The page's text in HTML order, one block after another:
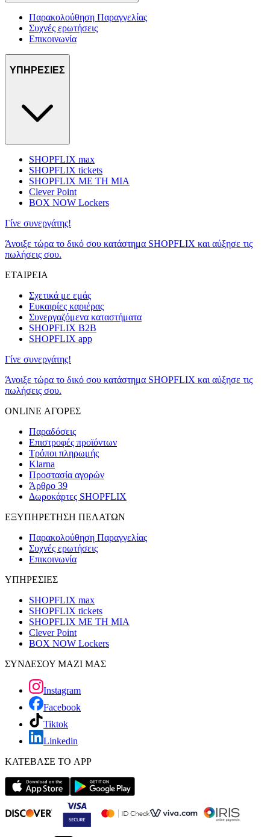
Παρακολούθηση Παραγγελίας
Συχνές ερωτήσεις
Επικοινωνία
ΥΠΗΡΕΣΙΕΣ
SHOPFLIX max
SHOPFLIX tickets
SHOPFLIX ΜΕ ΤΗ ΜΙΑ
Clever Point
BOX NOW Lockers
Γίνε συνεργάτης!
Άνοιξε τώρα το δικό σου κατάστημα SHOPFLIX και αύξησε τις
πωλήσεις σου.
ΕΤΑΙΡΕΙΑ
Σχετικά με εμάς
Ευκαιρίες καριέρας
Συνεργαζόμενα καταστήματα
SHOPFLIX B2B
SHOPFLIX app
Γίνε συνεργάτης!
Άνοιξε τώρα το δικό σου κατάστημα SHOPFLIX και αύξησε τις
πωλήσεις σου.
ONLINE ΑΓΟΡΕΣ
Παραδόσεις
Επιστροφές προϊόντων
Τρόποι πληρωμής
Klarna
Προστασία αγορών
Άρθρο 39
Δωροκάρτες SHOPFLIX
ΕΞΥΠΗΡΕΤΗΣΗ ΠΕΛΑΤΩΝ
Παρακολούθηση Παραγγελίας
Συχνές ερωτήσεις
Επικοινωνία
ΥΠΗΡΕΣΙΕΣ
SHOPFLIX max
SHOPFLIX tickets
SHOPFLIX ΜΕ ΤΗ ΜΙΑ
Clever Point
BOX NOW Lockers
ΣΥΝΔΕΣΟΥ ΜΑΖΙ ΜΑΣ
Instagram
Facebook
Tiktok
Linkedin
ΚΑΤΕΒΑΣΕ ΤΟ APP